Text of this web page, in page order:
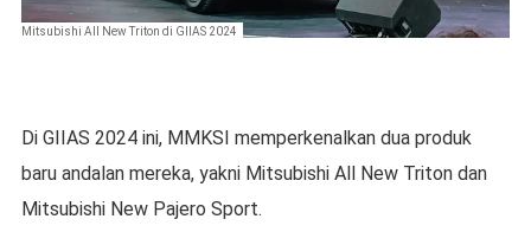
Mitsubishi All New Triton di GIIAS 2024
Di GIIAS 2024 ini, MMKSI memperkenalkan dua produk
baru andalan mereka, yakni Mitsubishi All New Triton dan
Mitsubishi New Pajero Sport.